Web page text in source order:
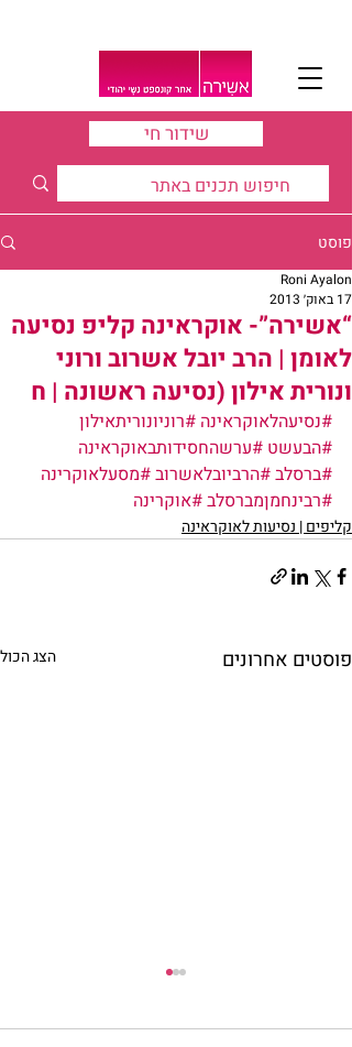
שידור חי
פוסט
“אשירה”- אוקראינה קליפ נסיעה
לאומן | הרב יובל אשרוב ורוני
ונורית אילון (נסיעה ראשונה | ח
Roni Ayalon
17 באוק׳ 2013
#נסיעהלאוקראינה #רוניונוריתאילון
#הבעשט #ערשהחסידותבאוקראינה
#ברסלב#הרביובלאשרוב#מסעלאוקרינה
#רבינחמןמברסלב#אוקרינה
קליפים | נסיעות לאוקראינה
פוסטים אחרונים הצג הכול